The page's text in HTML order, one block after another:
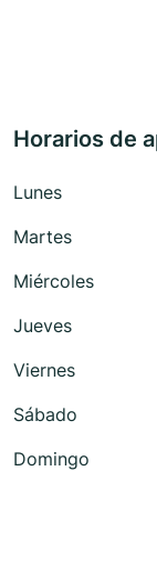
Horarios de
Lunes
Martes
Miércoles
Jueves
Viernes
Sábado
Domingo